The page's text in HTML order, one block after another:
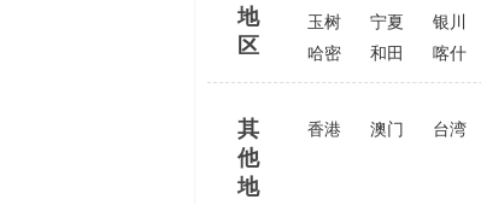
地
区
玉树
宁夏 银川
哈密
和田 喀什
其
他
地
香港 澳门 台湾